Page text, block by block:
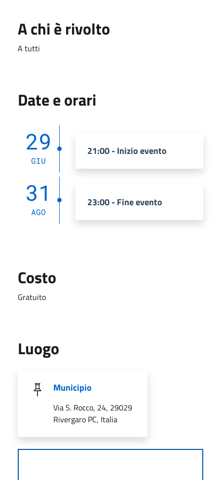
A chi è rivolto
A tutti
Date e orari
29
GIU
21:00 - Inizio evento
31
AGO
23:00 - Fine evento
Costo
Gratuito
Luogo
Municipio
Via S. Rocco, 24, 29029
Rivergaro PC, Italia